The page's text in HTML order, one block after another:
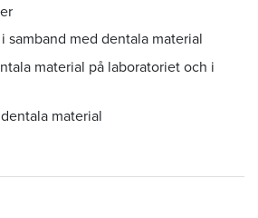
samband med dentala material
material på laboratoriet och i
material